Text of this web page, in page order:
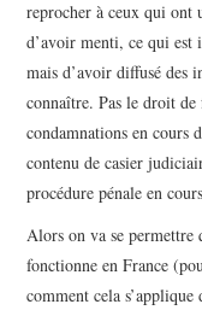
reprocher à ceux qui ont
d’avoir menti, ce qui est
mais d’avoir diffusé des
connaître. Pas le droit
condamnations en cours
contenu de casier
procédure pénale en
Alors on va se permettre
fonctionne en France
comment cela s’applique